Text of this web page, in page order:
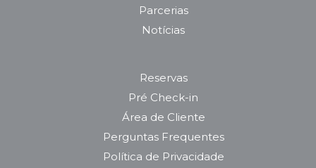
Parcerias
Notícias
Reservas
Pré Check-in
Área de Cliente
Perguntas Frequentes
Política de Privacidade